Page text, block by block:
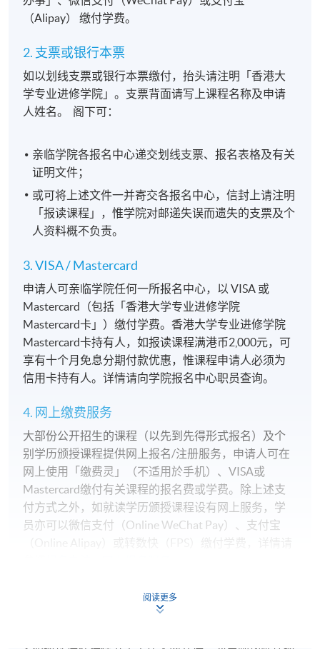
（Alipay） 缴付学费。
2. 支票或银行本票
如以划线支票或银行本票缴付，抬头请注明「香港大
学专业进修学院」。支票背面请写上课程名称及申请
人姓名。 阁下可：
亲临学院各报名中心递交划线支票、报名表格及有关
证明文件；
或可将上述文件一并寄交各报名中心，信封上请注明
「报读课程」，惟学院对邮递失误而遗失的支票及个
人资料概不负责。
3. VISA / Mastercard
申请人可亲临学院任何一所报名中心，以 VISA 或
Mastercard（包括「香港大学专业进修学院
Mastercard卡」）缴付学费。香港大学专业进修学院
Mastercard卡持有人，如报读课程满港币2,000元，可
享有十个月免息分期付款优惠，惟课程申请人必须为
信用卡持有人。详情请向学院报名中心职员查询。
4. 网上缴费服务
大部份公开招生的课程（以先到先得形式报名）及个
别学历颁授课程提供网上报名/注册服务，申请人可在
网上使用「缴费灵」（不适用於手机）、VISA或
Mastercard缴付有关课程的报名费或学费。除上述支
付方式之外，如就读学历颁授课程设有网上服务，学
员亦可以微信支付（Online WeChat Pay）、支付宝
如报读课程将在五个工作天内开课，为免邮递延误报
阅读更多